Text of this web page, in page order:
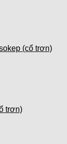
(cổ trơn)
trơn)